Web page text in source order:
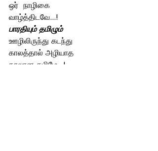
ஒர்  நாழிகை
வாழ்த்திடவே...!
பாரதியும் தமிழும்
ஊழிலிருந்து கடந்து
காலத்தால் அழியாத
நூலான தமிழே...!